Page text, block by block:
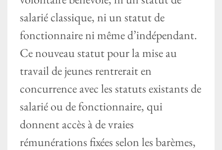
salarié classique, ni un statut de
fonctionnaire ni même d’indépendant.
Ce nouveau statut pour la mise au
travail de jeunes rentrerait en
concurrence avec les statuts existants de
salarié ou de fonctionnaire, qui
donnent accès à de vraies
rémunérations fixées selon les barèmes,